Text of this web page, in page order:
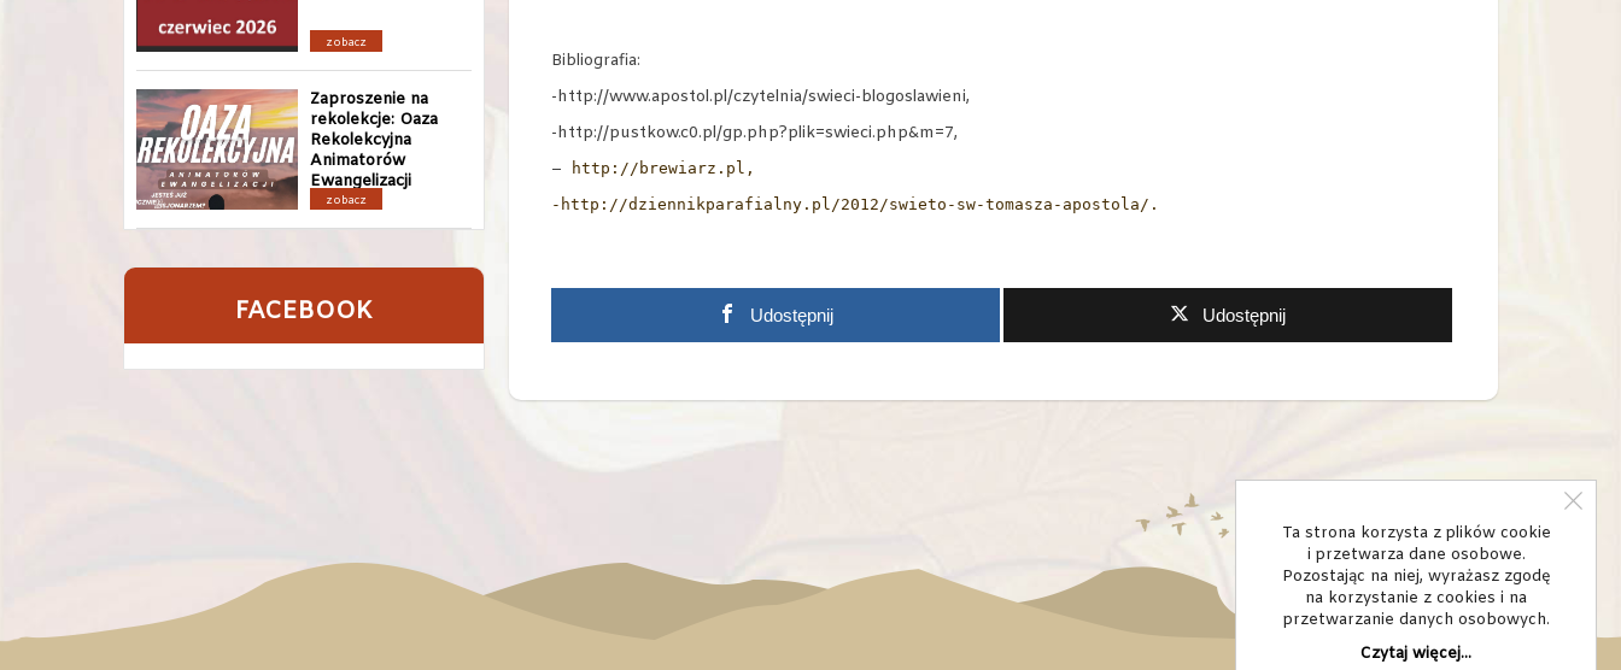
Ta strona korzysta z plików cookie
i przetwarza dane osobowe.
Pozostając na niej, wyrażasz zgodę
na korzystanie z cookies i na
przetwarzanie danych osobowych.
Czytaj więcej...
Bibliografia:
-http://www.apostol.pl/czytelnia/swieci-blogoslawieni,
-http://pustkow.c0.pl/gp.php?plik=swieci.php&m=7,
– http://brewiarz.pl,
- http://dziennikparafialny.pl/2012/swieto-sw-tomasza-apostola/.
Udostępnij Udostępnij
zobacz
Zaproszenie na
rekolekcje: Oaza
Rekolekcyjna
Animatorów
Ewangelizacji
zobacz
FACEBOOK